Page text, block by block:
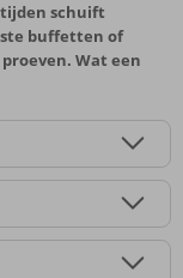
schuift
buffetten of
Wat een